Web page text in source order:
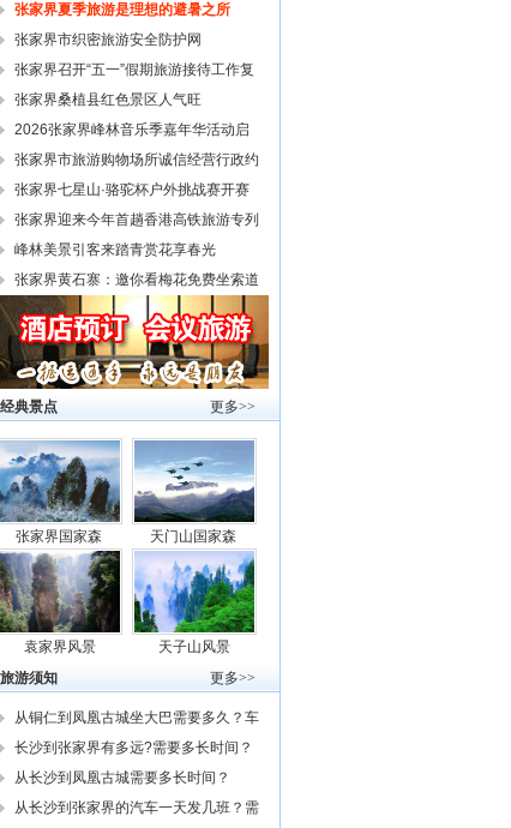
张家界夏季旅游是理想的避暑之所
张家界市织密旅游安全防护网
张家界召开“五一”假期旅游接待工作复
张家界桑植县红色景区人气旺
2026张家界峰林音乐季嘉年华活动启
幕
张家界市旅游购物场所诚信经营行政约
谈
张家界七星山·骆驼杯户外挑战赛开赛
张家界迎来今年首趟香港高铁旅游专列
峰林美景引客来踏青赏花享春光
张家界黄石寨：邀你看梅花免费坐索道
更多>>
经典景点
张家界国家森 天门山国家森
袁家界风景
天子山风景
更多>>
旅游须知
从铜仁到凤凰古城坐大巴需要多久？车
费
长沙到张家界有多远?需要多长时间？
从
从长沙到凤凰古城需要多长时间？
从长沙到张家界的汽车一天发几班？需